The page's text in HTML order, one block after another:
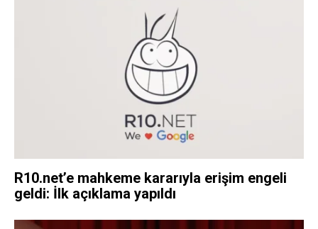
R10.net’e mahkeme kararıyla erişim engeli
geldi: İlk açıklama yapıldı